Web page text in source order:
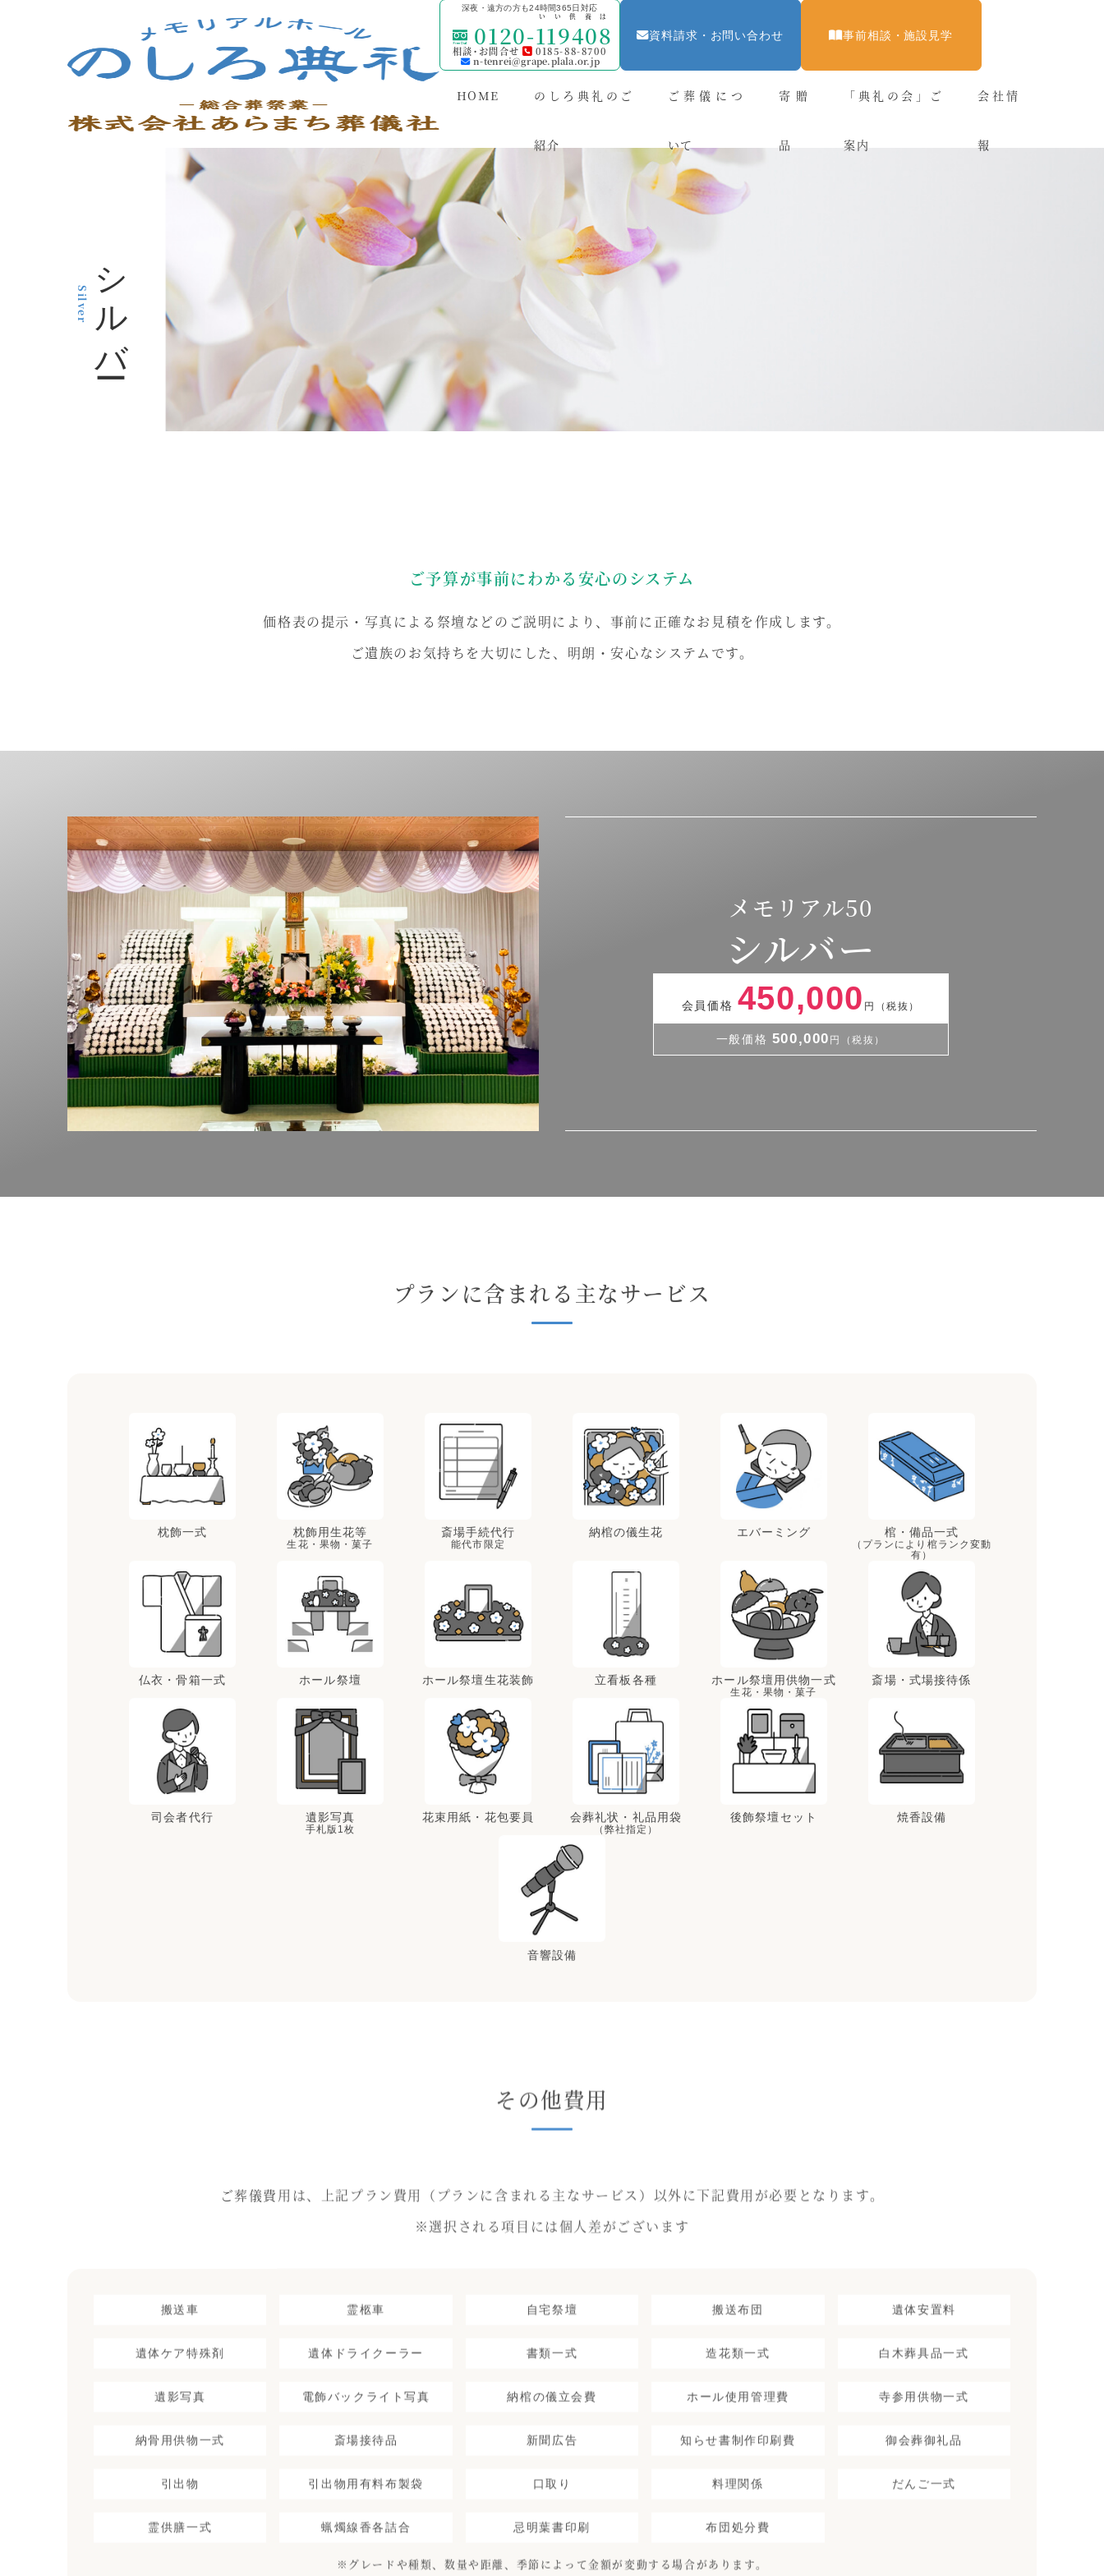
深夜・遠方の方も24時間365日対応
0120-119408
いい供養は
相談・お問合せ 0185-88-8700
n-tenrei@grape.plala.or.jp
資料請求・お問い合わせ 事前相談・施設見学
HOME のしろ典礼のご
紹介
ご葬儀につ
いて
寄贈
品
「典礼の会」ご
案内
会社情
報
シルバー
Silver
ご予算が事前にわかる安心のシステム
価格表の提示・写真による祭壇などのご説明により、事前に正確なお見積を作成します。
ご遺族のお気持ちを大切にした、明朗・安心なシステムです。
メモリアル50
シルバー
会員価格 450,000 円（税抜）
一般価格 500,000 円（税抜）
プランに含まれる主なサービス
枕飾一式 枕飾用生花等
生花・果物・菓子
斎場手続代行
能代市限定
納棺の儀生花 エバーミング 棺・備品一式
（プランにより棺ランク変動
有）
仏衣・骨箱一式 ホール祭壇 ホール祭壇生花装飾 立看板各種 ホール祭壇用供物一式
生花・果物・菓子
斎場・式場接待係
司会者代行 遺影写真
手札版1枚
花束用紙・花包要員 会葬礼状・礼品用袋
（弊社指定）
後飾祭壇セット 焼香設備
音響設備
その他費用
ご葬儀費用は、上記プラン費用（プランに含まれる主なサービス）以外に下記費用が必要となります。
※選択される項目には個人差がございます
搬送車 霊柩車 自宅祭壇 搬送布団 遺体安置料
遺体ケア特殊剤 遺体ドライクーラー 書類一式 造花類一式 白木葬具品一式
遺影写真 電飾バックライト写真 納棺の儀立会費 ホール使用管理費 寺参用供物一式
納骨用供物一式 斎場接待品 新聞広告 知らせ書制作印刷費 御会葬御礼品
引出物 引出物用有料布製袋 口取り 料理関係 だんご一式
霊供膳一式 蝋燭線香各詰合 忌明葉書印刷 布団処分費
※グレードや種類、数量や距離、季節によって金額が変動する場合があります。